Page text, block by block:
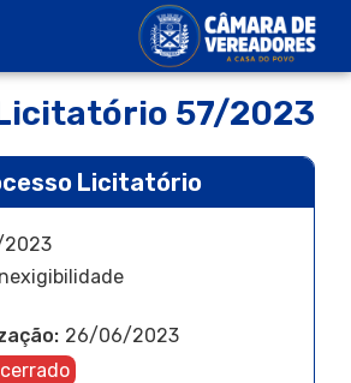
57/2023
Licitatório
2023
26/06/2023